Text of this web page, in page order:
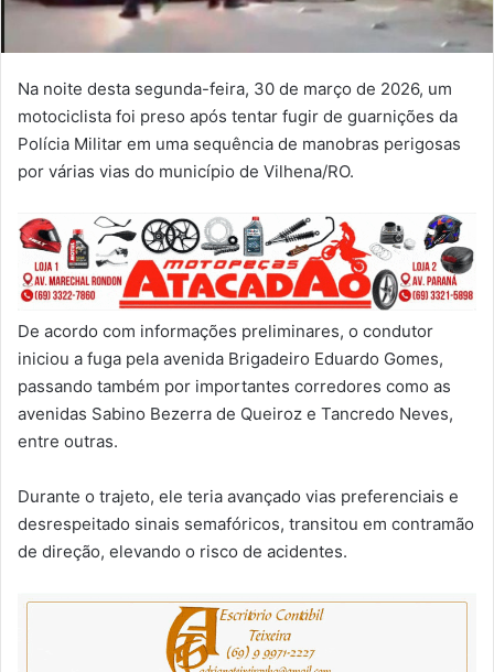
Na noite desta segunda-feira, 30 de março de 2026, um
motociclista foi preso após tentar fugir de guarnições da
Polícia Militar em uma sequência de manobras perigosas
por várias vias do município de Vilhena/RO.
De acordo com informações preliminares, o condutor
iniciou a fuga pela avenida Brigadeiro Eduardo Gomes,
passando também por importantes corredores como as
avenidas Sabino Bezerra de Queiroz e Tancredo Neves,
entre outras.
Durante o trajeto, ele teria avançado vias preferenciais e
desrespeitado sinais semafóricos, transitou em contramão
de direção, elevando o risco de acidentes.